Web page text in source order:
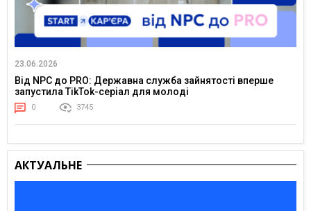
23.06.2026
Від NPC до PRO: Державна служба зайнятості вперше
запустила TikTok-серіал для молоді
0 3745
АКТУАЛЬНЕ